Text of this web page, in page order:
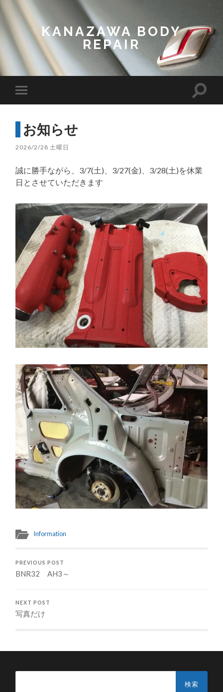
KANAZAWA BODY
REPAIR
mobile
Toggle
お知らせ
2026/2/28 土曜日
誠に勝手ながら、3/7(土)、3/27(金)、3/28(土)を休業
日とさせていただきます
Information
PREVIOUS POST
BNR32 AH3～
NEXT POST
写真だけ